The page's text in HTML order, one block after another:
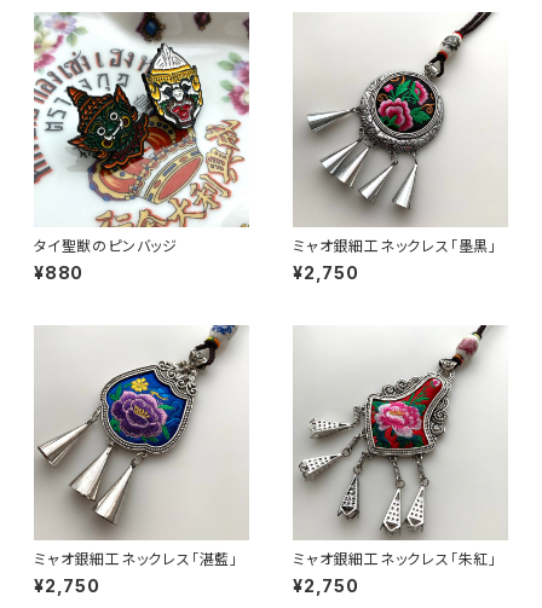
タイ聖獣のピンバッジ
¥880
ミャオ銀細工ネックレス「墨黒」
¥2,750
ミャオ銀細工ネックレス「湛藍」
¥2,750
ミャオ銀細工ネックレス「朱紅」
¥2,750